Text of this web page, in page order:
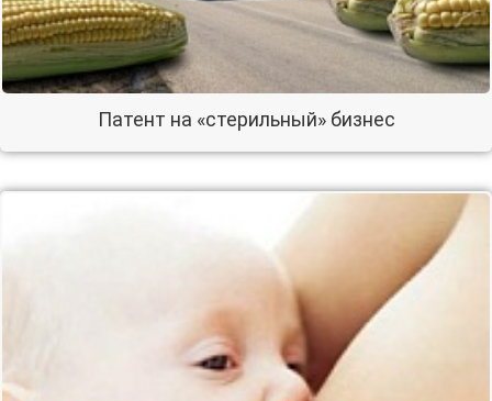
Патент на «стерильный» бизнес